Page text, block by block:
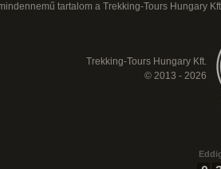
tartalom a Trekking-Tours Hungary
Trekking-Tours Hungary Kft.
© 2013 - 2026